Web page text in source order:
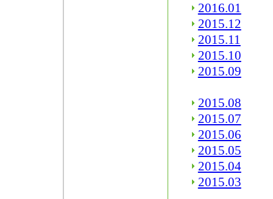
2016.01
2015.12
2015.11
2015.10
2015.09
2015.08
2015.07
2015.06
2015.05
2015.04
2015.03